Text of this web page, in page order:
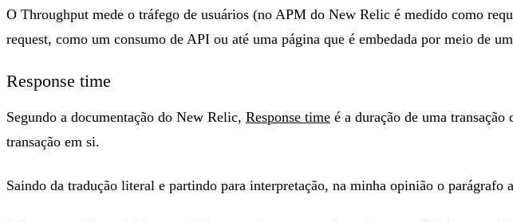
O Throughput mede o tráfego de usuários (no APM do New Relic é medido como
request, como um consumo de API ou até uma página que é embedada por meio de
Response time
Segundo a documentação do New Relic, Response time é a duração de uma
transação em si.
Saindo da tradução literal e partindo para interpretação, na minha opinião o parágrafo